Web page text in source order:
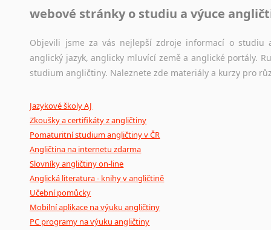
Jazykový korpus je elektronický soubor autentických
původního zdroje textu.
Ostatní pomůcky pro překladatele
poradny a pravidla
webové stránky o studiu a výuce
Objevili jsme za vás nejlepší zdroje informací o studiu
anglický jazyk, anglicky mluvící země a anglické portály.
studium angličtiny. Naleznete zde materiály a kurzy pro
Jazykové školy AJ
Zkoušky a certifikáty z angličtiny
Pomaturitní studium angličtiny v ČR
Angličtina na internetu zdarma
Slovníky angličtiny on-line
Anglická literatura - knihy v angličtině
Učební pomůcky
Mobilní aplikace na výuku angličtiny
PC programy na výuku angličtiny